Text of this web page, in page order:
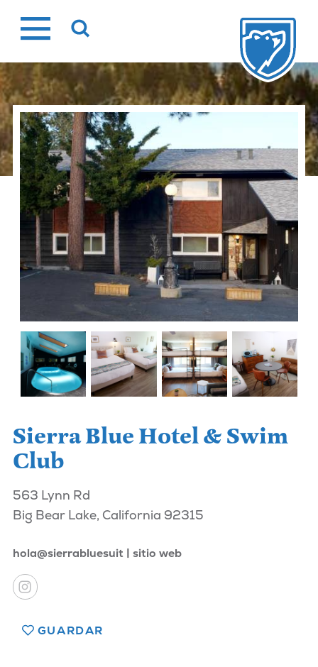
Ir
al
Sierra Blue Hotel & Swim
Club
563 Lynn Rd
Big Bear Lake, California 92315
hola@sierrabluesuit sitio web
GUARDAR